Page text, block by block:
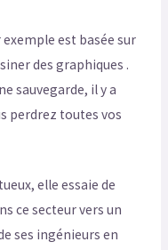
est basée sur
des graphiques .
sauvegarde, il y a
perdrez toutes vos
elle essaie de
ce secteur vers un
ses ingénieurs en